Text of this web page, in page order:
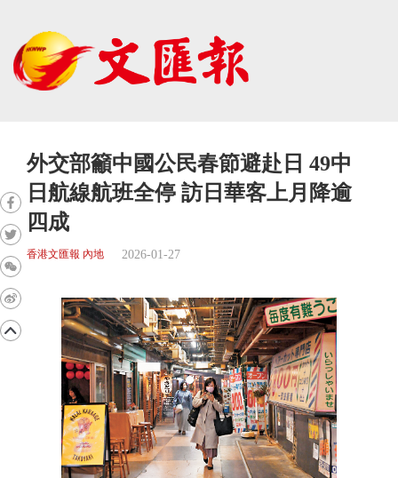
外交部籲中國公民春節避赴日 49中
日航線航班全停 訪日華客上月降逾
四成
香港文匯報 內地 2026-01-27